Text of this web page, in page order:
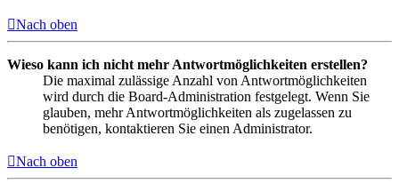
Nach oben
Wieso kann ich nicht mehr Antwortmöglichkeiten erstellen?
Die maximal zulässige Anzahl von Antwortmöglichkeiten
wird durch die Board-Administration festgelegt. Wenn Sie
glauben, mehr Antwortmöglichkeiten als zugelassen zu
benötigen, kontaktieren Sie einen Administrator.
Nach oben